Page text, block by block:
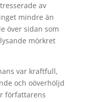
av
mindre än
över sidan som
mörkret
var kraftfull,
och oöverhöljd
författarens